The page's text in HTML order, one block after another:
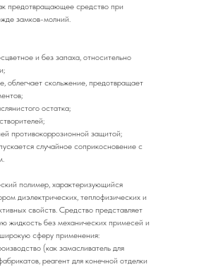
предотвращающее средство при
замков-молний.
и без запаха, относительно
облегчает скольжение, предотвращает
остатка;
противокоррозионной защитой;
случайное соприкосновение с
полимер, характеризующийся
диэлектрических, теплофизических и
свойств. Средство представляет
жидкость без механических примесей и
сферу применения:
(как замасливатель для
реагент для конечной отделки